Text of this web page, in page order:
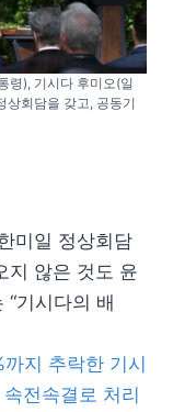
령), 기시다 후미오(일
상회담을 갖고, 공동기
미일 정상회담
지 않은 것도 윤
기시다의 배
지 추락한 기시
전속결로 처리